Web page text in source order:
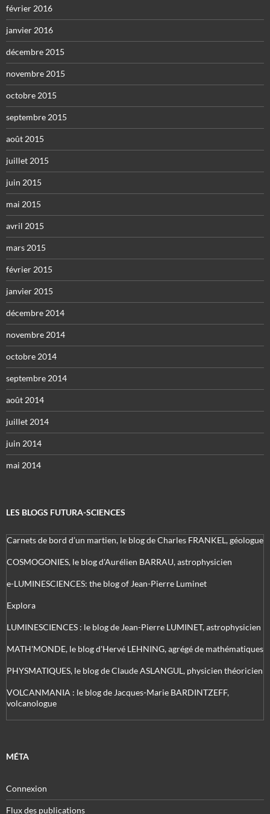
février 2016
janvier 2016
décembre 2015
novembre 2015
octobre 2015
septembre 2015
août 2015
juillet 2015
juin 2015
mai 2015
avril 2015
mars 2015
février 2015
janvier 2015
décembre 2014
novembre 2014
octobre 2014
septembre 2014
août 2014
juillet 2014
juin 2014
mai 2014
LES BLOGS FUTURA-SCIENCES
Carnets de bord d’un martien, le blog de Charles FRANKEL, géologue
COSMOGONIES, le blog d'Aurélien BARRAU, astrophysicien
e-LUMINESCIENCES: the blog of Jean-Pierre Luminet
Explora
LUMINESCIENCES : le blog de Jean-Pierre LUMINET, astrophysicien
MATH'MONDE, le blog d'Hervé LEHNING, agrégé de mathématiques
PHYSMATIQUES, le blog de Claude ASLANGUL, physicien théoricien
VOLCANMANIA : le blog de Jacques-Marie BARDINTZEFF,
volcanologue
MÉTA
Connexion
Flux des publications